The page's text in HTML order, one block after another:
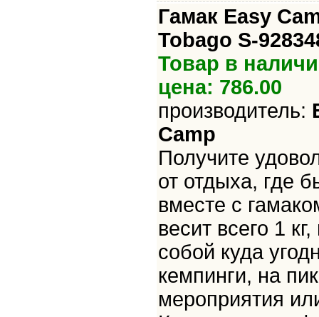
Гамак Easy
Tobago S-
Товар в
цена: 786.00
производитель:
Camp
Получите
от отдыха, где
вместе с
весит всего 1
собой куда
кемпинги, на
мероприятия